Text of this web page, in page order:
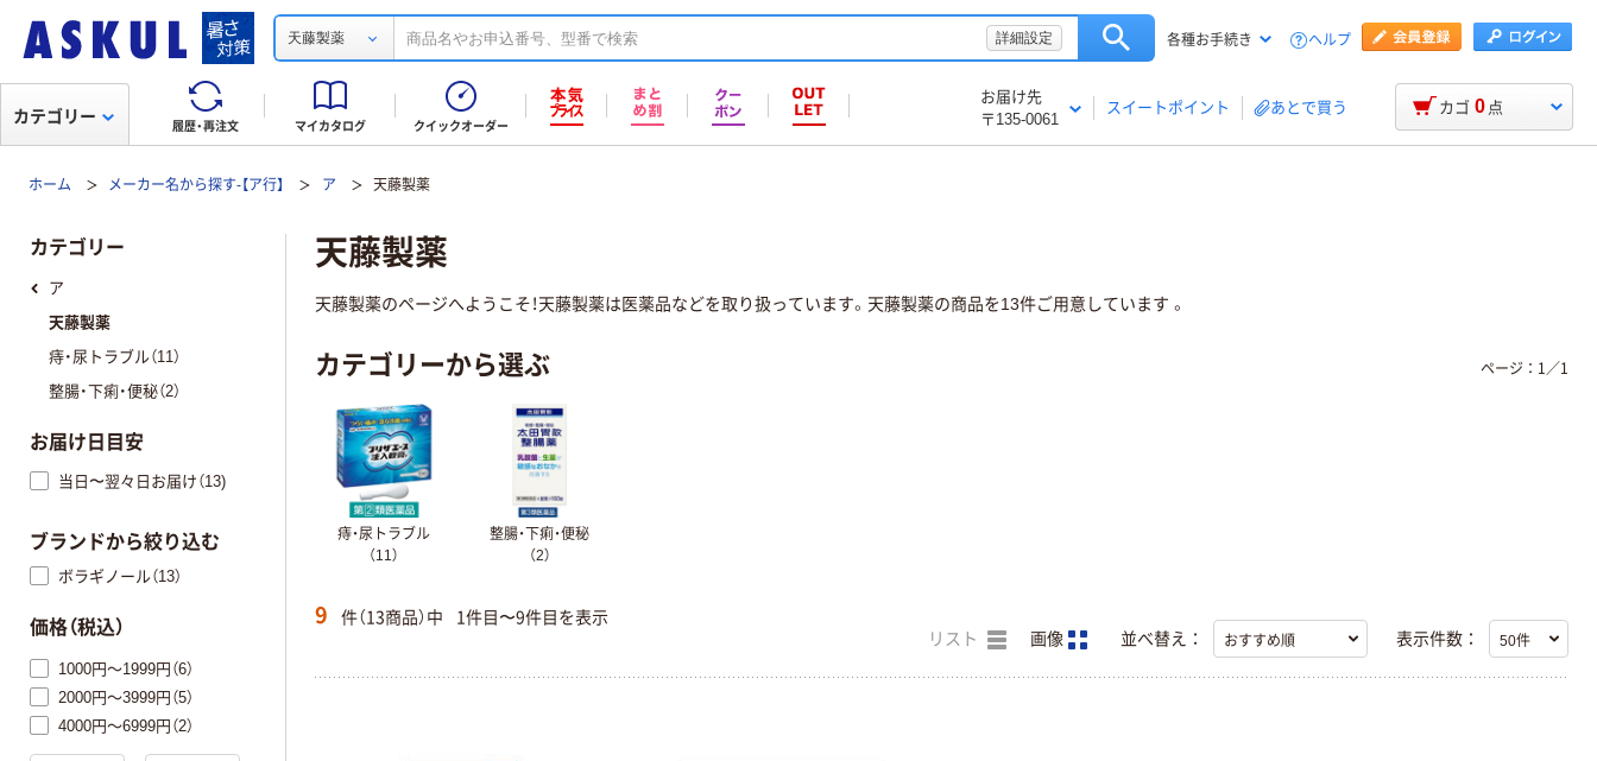
天藤製薬 詳細設定 各種お手続き ヘルプ
履歴・再注文 マイカタログ クイックオーダー
お届け先
〒135-0061
スイートポイント あとで買う
カテゴリー カゴ 0 点
ホーム メーカー名から探す-【ア行】 ア 天藤製薬
天藤製薬
天藤製薬のページへようこそ！天藤製薬は医薬品などを取り扱っています。天藤製薬の商品を13件ご用意しています 。
カテゴリーから選ぶ
痔・尿トラブル
（11）
整腸・下痢・便秘
（2）
ページ： 1 ／1
9 件（13商品）中 1件目〜9件目を表示
リスト 画像 並べ替え： 表示件数：
カテゴリー
ア
天藤製薬
痔・尿トラブル（11）
整腸・下痢・便秘（2）
お届け日目安
当日〜翌々日お届け（13)
ブランドから絞り込む
ボラギノール（13）
価格（税込）
1000円～1999円（6）
2000円～3999円（5）
4000円～6999円（2）